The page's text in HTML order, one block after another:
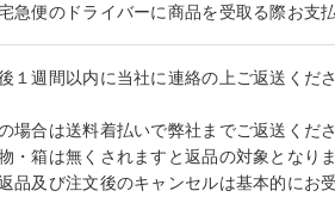
急便のドライバーに商品を受取る際お支
１週間以内に当社に連絡の上ご返送くださ
場合は送料着払いで弊社までご返送くださ
・箱は無くされますと返品の対象となり
品及び注文後のキャンセルは基本的にお